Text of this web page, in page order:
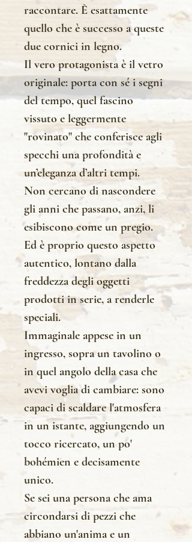
raccontare. È esattamente
quello che è successo a queste
due cornici in legno.
Il vero protagonista è il vetro
originale: porta con sé i segni
del tempo, quel fascino
vissuto e leggermente
"rovinato" che conferisce agli
specchi una profondità e
un’eleganza d’altri tempi.
Non cercano di nascondere
gli anni che passano, anzi, li
esibiscono come un pregio.
Ed è proprio questo aspetto
autentico, lontano dalla
freddezza degli oggetti
prodotti in serie, a renderle
speciali.
Immaginale appese in un
ingresso, sopra un tavolino o
in quel angolo della casa che
avevi voglia di cambiare: sono
capaci di scaldare l'atmosfera
in un istante, aggiungendo un
tocco ricercato, un po'
bohémien e decisamente
unico.
Se sei una persona che ama
circondarsi di pezzi che
abbiano un'anima e un